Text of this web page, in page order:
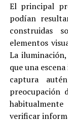
El principal
podían
construidas
elementos
La
que una
captura
preocupación
verificar